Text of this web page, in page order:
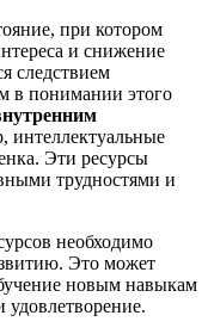
при котором
и снижение
следствием
в понимании этого
интеллектуальные
Эти ресурсы
трудностями и
необходимо
Это может
новым навыкам
удовлетворение.